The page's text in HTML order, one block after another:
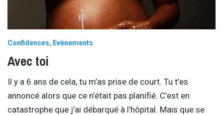
Confidences Evènements
Avec toi
Il y a 6 ans de cela, tu m’as prise de court. Tu t’es
annoncé alors que ce n’était pas planifié. C’est en
catastrophe que j’ai débarqué à l’hôpital. Mais que se